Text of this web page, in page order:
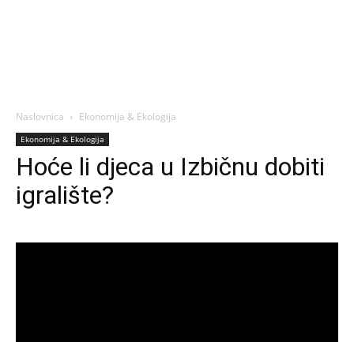
Naslovnica Ekonomija & Ekologija
Ekonomija & Ekologija
Hoće li djeca u Izbičnu dobiti
igralište?